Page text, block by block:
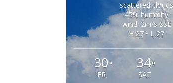
scattered clouds
45% humidity
wind: 2m/s SSE
H 27 • L 27
30 °
FRI
34°
SAT